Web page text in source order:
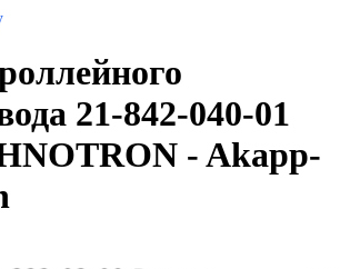
21-842-040-01
- Akapp-